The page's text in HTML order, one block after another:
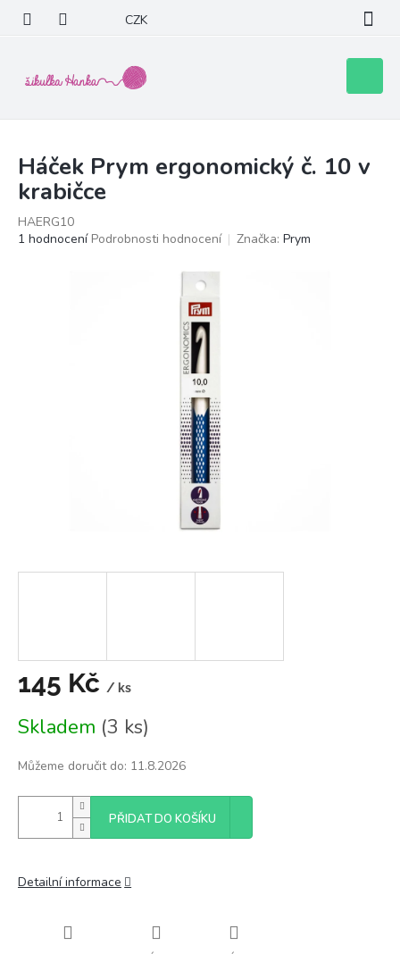
obsah
CZK
košík
Háček Prym ergonomický č. 10 v
krabičce
HAERG10
Průměrné
1 hodnocení Podrobnosti hodnocení Značka: Prym
145 Kč / ks
cena:
Skladem (3 ks)
Můžeme doručit do: 11.8.2026
PŘIDAT DO KOŠÍKU
Detailní informace